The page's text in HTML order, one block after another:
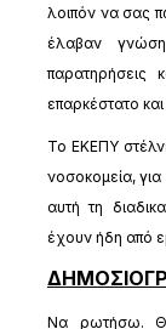
λοιπόν να σας
έλαβαν
παρατηρήσεις
επαρκέστατο
Το ΕΚΕΠΥ
νοσοκομεία,
αυτή τη
έχουν ήδη από
Να ρωτήσω.